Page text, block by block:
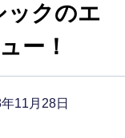
ックのエ
ー！
11月28日